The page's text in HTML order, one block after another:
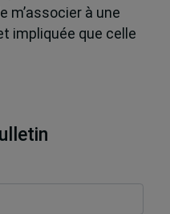
m’associer à une
impliquée que celle